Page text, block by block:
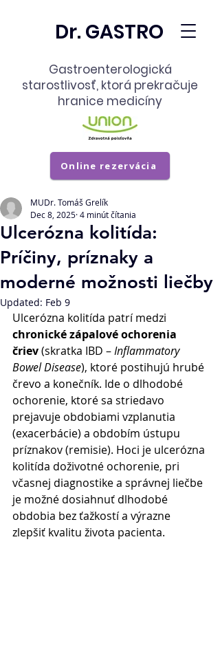
Dr. GASTRO
Gastroenterologická
starostlivosť, ktorá prekračuje
hranice medicíny
Online rezervácia
Ulcerózna kolitída:
Príčiny, príznaky a
moderné možnosti liečby
MUDr. Tomáš Grelík
Dec 8, 2025 4 minút čítania
Updated: Feb 9
Ulcerózna kolitída patrí medzi
chronické zápalové ochorenia
čriev (skratka IBD – Inflammatory
Bowel Disease), ktoré postihujú hrubé
črevo a konečník. Ide o dlhodobé
ochorenie, ktoré sa striedavo
prejavuje obdobiami vzplanutia
(exacerbácie) a obdobím ústupu
príznakov (remisie). Hoci je ulcerózna
kolitída doživotné ochorenie, pri
včasnej diagnostike a správnej liečbe
je možné dosiahnuť dlhodobé
obdobia bez ťažkostí a výrazne
zlepšiť kvalitu života pacienta.